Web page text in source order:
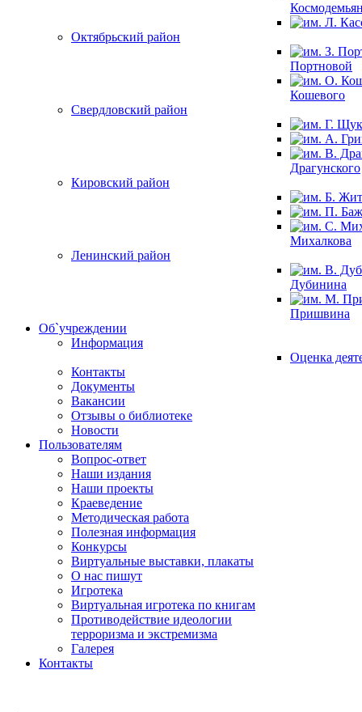
Октябрьский район
Портновой
Кошевого
Свердловский район
Драгунского
Кировский район
Михалкова
Ленинский район
Дубинина
Пришвина
Об`учреждении
Информация
Оценка
Контакты
Документы
Вакансии
Отзывы о библиотеке
Новости
Пользователям
Вопрос-ответ
Наши издания
Наши проекты
Краеведение
Методическая работа
Полезная информация
Конкурсы
Виртуальные выставки, плакаты
О нас пишут
Игротека
Виртуальная игротека по книгам
Противодействие идеологии
терроризма и экстремизма
Галерея
Контакты